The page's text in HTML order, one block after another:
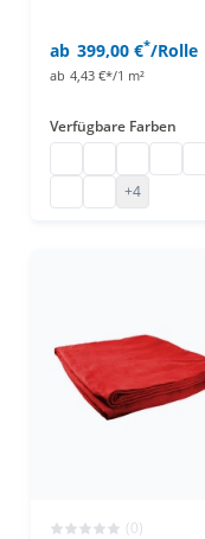
ab 399,00 €*/Rolle
ab 4,43 €*/1 m²
Verfügbare Farben
B1 MoltonBühnen Molton
+4
(0)